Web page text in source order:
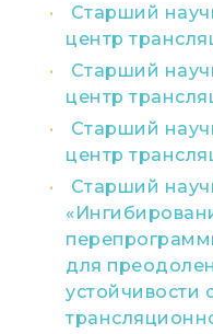
Старший
центр
Старший
центр
Старший
центр
Старший
для
устойчивости